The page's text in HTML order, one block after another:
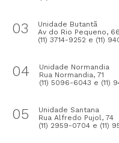
03
Unidade Butantã
Av do Rio Pequeno,
(11) 3714-9252 e (11)
04
Unidade Normandia
Rua Normandia, 71
(11) 5096-6043 e (11)
05
Unidade Santana
Rua Alfredo Pujol, 74
(11) 2959-0704 e (11)